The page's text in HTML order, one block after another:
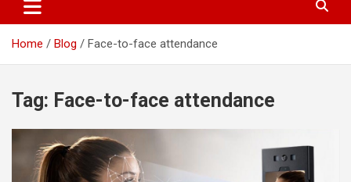
Home Blog Face-to-face attendance
Tag: Face-to-face attendance